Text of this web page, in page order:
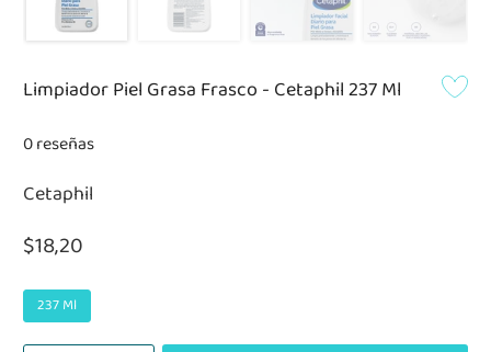
Limpiador Piel Grasa Frasco - Cetaphil 237 Ml
0 reseñas
Cetaphil
$18,20
237 Ml